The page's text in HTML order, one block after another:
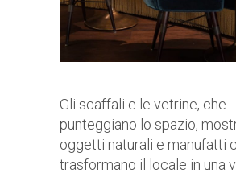
Gli scaffali e le vetrine, che
punteggiano lo spazio,
oggetti naturali e manufatti
trasformano il locale in una